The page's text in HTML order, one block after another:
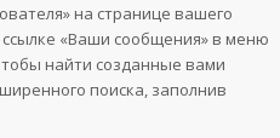
на странице вашего
«Ваши сообщения» в меню
найти созданные вами
поиска, заполнив